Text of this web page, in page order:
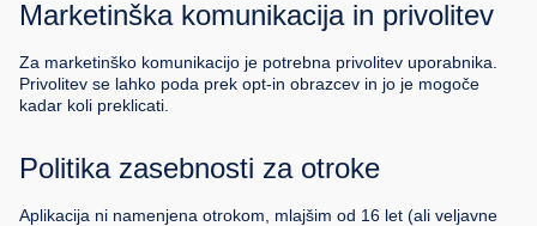
Marketinška komunikacija in privolitev
Za marketinško komunikacijo je potrebna privolitev uporabnika.
Privolitev se lahko poda prek opt-in obrazcev in jo je mogoče
kadar koli preklicati.
Politika zasebnosti za otroke
Aplikacija ni namenjena otrokom, mlajšim od 16 let (ali veljavne